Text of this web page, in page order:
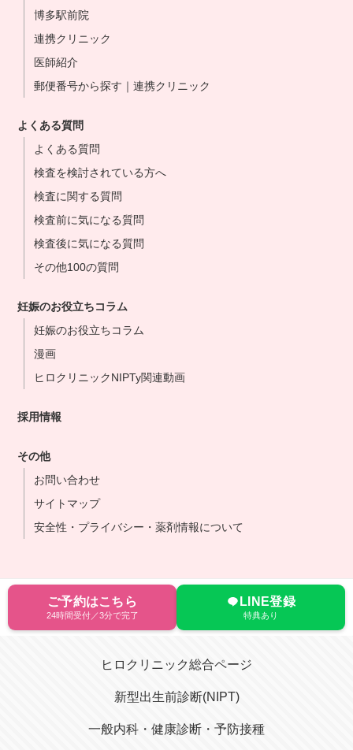
博多駅前院
連携クリニック
医師紹介
郵便番号から探す｜連携クリニック
よくある質問
よくある質問
検査を検討されている方へ
検査に関する質問
検査前に気になる質問
検査後に気になる質問
その他100の質問
妊娠のお役立ちコラム
妊娠のお役立ちコラム
漫画
ヒロクリニックNIPTy関連動画
採用情報
その他
お問い合わせ
サイトマップ
安全性・プライバシー・薬剤情報について
ご予約はこちら
24時間受付／3分で完了
LINE登録
特典あり
ヒロクリニック総合ページ
新型出生前診断(NIPT)
一般内科・健康診断・予防接種